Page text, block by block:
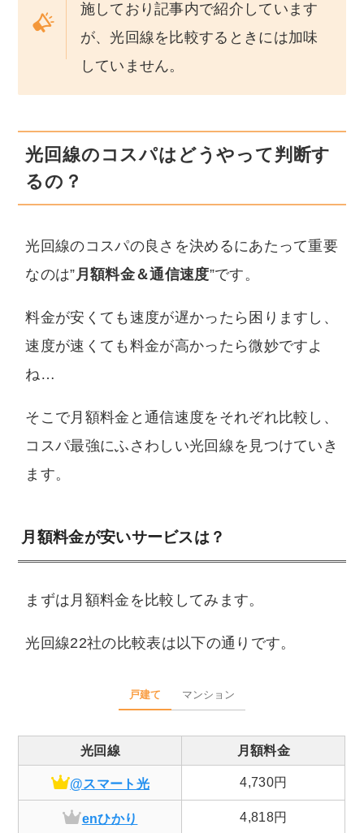
施しており記事内で紹介しています
が、光回線を比較するときには加味
していません。
光回線のコスパはどうやって判断す
るの？
光回線のコスパの良さを決めるにあたって重要
なのは”月額料金＆通信速度”です。
料金が安くても速度が遅かったら困りますし、
速度が速くても料金が高かったら微妙ですよ
ね…
そこで月額料金と通信速度をそれぞれ比較し、
コスパ最強にふさわしい光回線を見つけていき
ます。
月額料金が安いサービスは？
まずは月額料金を比較してみます。
光回線22社の比較表は以下の通りです。
戸建て マンション
光回線 月額料金
@スマート光 4,730円
enひかり 4,818円